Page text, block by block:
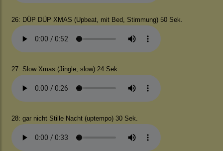
26: DÜP DÜP XMAS (Upbeat, mit Bed, Stimmung) 50 Sek.
27: Slow Xmas (Jingle, slow) 24 Sek.
28: gar nicht Stille Nacht (uptempo) 30 Sek.